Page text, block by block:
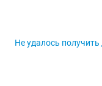
Не удалось